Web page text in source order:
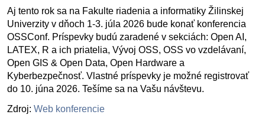
Aj tento rok sa na Fakulte riadenia a informatiky Žilinskej
Univerzity v dňoch 1-3. júla 2026 bude konať konferencia
OSSConf. Príspevky budú zaradené v sekciách: Open AI,
LATEX, R a ich priatelia, Vývoj OSS, OSS vo vzdelávaní,
Open GIS & Open Data, Open Hardware a
Kyberbezpečnosť. Vlastné príspevky je možné registrovať
do 10. júna 2026. Tešíme sa na Vašu návštevu.
Zdroj: Web konferencie